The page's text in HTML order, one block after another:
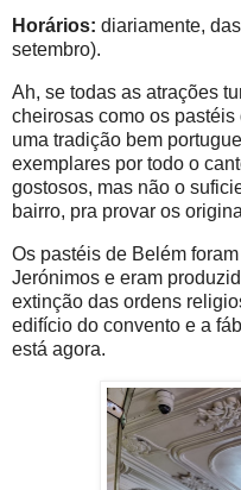
Horários: diariamente,
setembro).
Ah, se todas as atrações
cheirosas como os
uma tradição bem
exemplares por todo o
gostosos, mas não o
bairro, pra provar os
Os pastéis de Belém
Jerónimos e eram
extinção das ordens
edifício do convento e a
está agora.